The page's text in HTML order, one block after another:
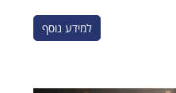
למידע נוסף